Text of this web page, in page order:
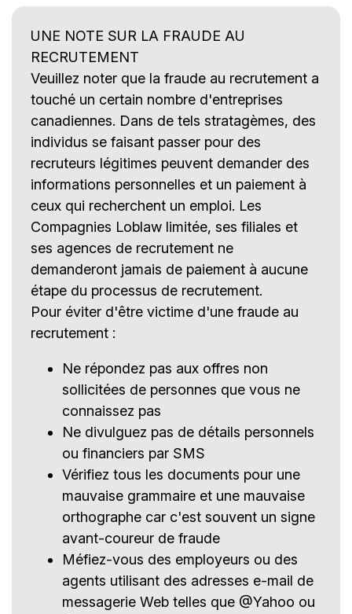
UNE NOTE SUR LA FRAUDE AU
RECRUTEMENT
Veuillez noter que la fraude au recrutement a
touché un certain nombre d'entreprises
canadiennes. Dans de tels stratagèmes, des
individus se faisant passer pour des
recruteurs légitimes peuvent demander des
informations personnelles et un paiement à
ceux qui recherchent un emploi. Les
Compagnies Loblaw limitée, ses filiales et
ses agences de recrutement ne
demanderont jamais de paiement à aucune
étape du processus de recrutement.
Pour éviter d'être victime d'une fraude au
recrutement :
Ne répondez pas aux offres non
sollicitées de personnes que vous ne
connaissez pas
Ne divulguez pas de détails personnels
ou financiers par SMS
Vérifiez tous les documents pour une
mauvaise grammaire et une mauvaise
orthographe car c'est souvent un signe
avant-coureur de fraude
Méfiez-vous des employeurs ou des
agents utilisant des adresses e-mail de
messagerie Web telles que @Yahoo ou